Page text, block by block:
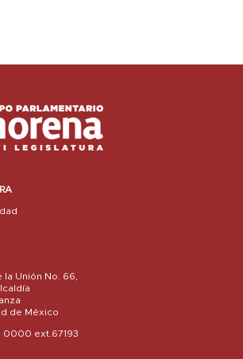
Unión No. 66,
de México
0000 ext.67193